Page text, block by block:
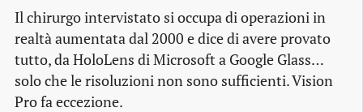
Il chirurgo intervistato si occupa di operazioni in
realtà aumentata dal 2000 e dice di avere provato
tutto, da HoloLens di Microsoft a Google Glass…
solo che le risoluzioni non sono sufficienti. Vision
Pro fa eccezione.